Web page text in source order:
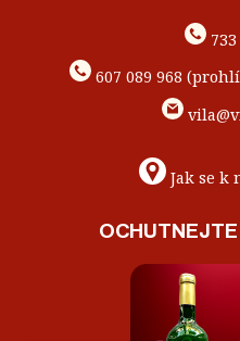
607 089 968
Jak se k